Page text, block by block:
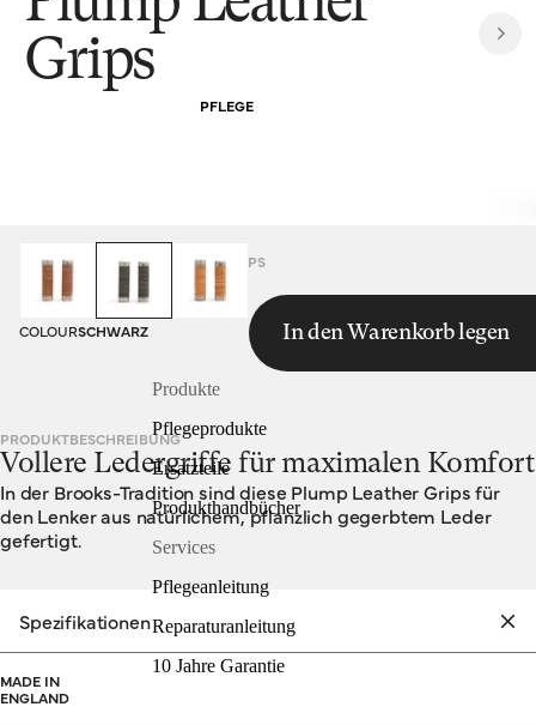
PFLEGE
Produkte
Pflegeprodukte
Ersatzteile
Produkthandbücher
Services
Pflegeanleitung
Reparaturanleitung
10 Jahre Garantie
Grips
HOMEPAGE PLUMP LEATHER GRIPS
COLOURSCHWARZ In den Warenkorb legen
PRODUKTBESCHREIBUNG
Vollere Ledergriffe für maximalen Komfort
In der Brooks-Tradition sind diese Plump Leather Grips für
den Lenker aus natürlichem, pflanzlich gegerbtem Leder
gefertigt.
Spezifikationen
MADE IN
ENGLAND